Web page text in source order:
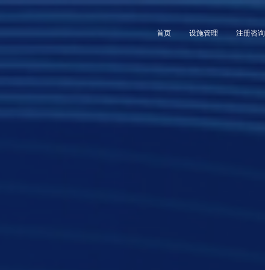
首页 设施管理 注册咨询